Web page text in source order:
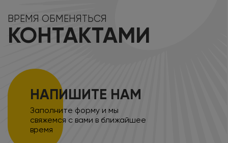
ВРЕМЯ ОБМЕНЯТЬСЯ
КОНТАКТАМИ
НАПИШИТЕ НАМ
Заполните форму и мы
свяжемся с вами в ближайшее
время